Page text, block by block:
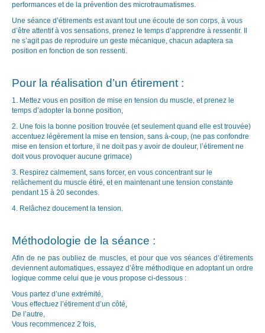
performances et de la prévention des microtraumatismes.
Une séance d’étirements est avant tout une écoute de son corps, à vous
d’être attentif à vos sensations, prenez le temps d’apprendre à ressentir. Il
ne s’agit pas de reproduire un geste mécanique, chacun adaptera sa
position en fonction de son ressenti.
Pour la réalisation d’un étirement :
1. Mettez vous en position de mise en tension du muscle, et prenez le
temps d’adopter la bonne position,
2. Une fois la bonne position trouvée (et seulement quand elle est trouvée)
accentuez légèrement la mise en tension, sans à-coup, (ne pas confondre
mise en tension et torture, il ne doit pas y avoir de douleur, l’étirement ne
doit vous provoquer aucune grimace)
3. Respirez calmement, sans forcer, en vous concentrant sur le
relâchement du muscle étiré, et en maintenant une tension constante
pendant 15 à 20 secondes.
4. Relâchez doucement la tension.
Méthodologie de la séance :
Afin de ne pas oubliez de muscles, et pour que vos séances d’étirements
deviennent automatiques, essayez d’être méthodique en adoptant un ordre
logique comme celui que je vous propose ci-dessous :
Vous partez d’une extrémité,
Vous effectuez l’étirement d’un côté,
De l’autre,
Vous recommencez 2 fois,